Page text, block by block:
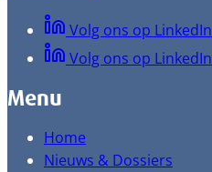
Volg ons op LinkedIn
Volg ons op LinkedIn
Menu
Home
Nieuws & Dossiers